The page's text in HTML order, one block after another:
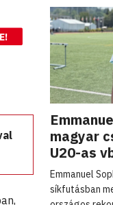
magyar
U20-as
Emmanuel
síkfutásban